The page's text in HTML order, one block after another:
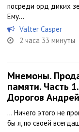
посреди орд диких
Ему...
Valter Casper
2 часа 33 минуты
Мнемоны.
памяти. Часть
Дорогов Андрей
… Ничего этого не
бы я, по своей